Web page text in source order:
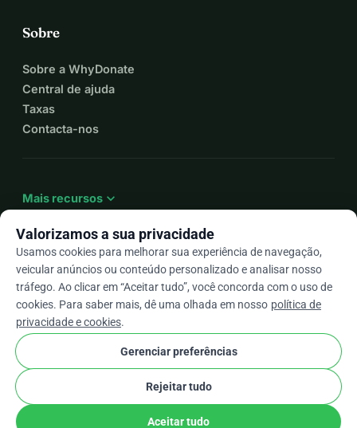
Sobre
Sobre a WhyDonate
Central de ajuda
Taxas
Contacta-nos
Mais recursos expand_more
Ptarrow_drop_down
★★★★★4,9 / 5 com base em mais de 500 avaliações
WhyDonate Privacidade e cookies
Termos e condições
Configurações de Cookies
stripe checkParceiro Verificado
Valorizamos a sua privacidade
Usamos cookies para melhorar sua experiência de navegação,
veicular anúncios ou conteúdo personalizado e analisar nosso
tráfego. Ao clicar em “Aceitar tudo”, você concorda com o uso de
cookies. Para saber mais, dê uma olhada em nosso política de
privacidade e cookies.
Gerenciar preferências
Rejeitar tudo
Aceitar tudo